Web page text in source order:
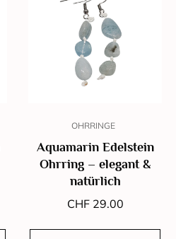
OHRRINGE
Aquamarin Edelstein
Ohrring – elegant &
natürlich
CHF29.00